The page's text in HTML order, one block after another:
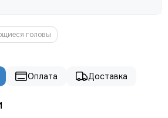
головы
Оплата Доставка